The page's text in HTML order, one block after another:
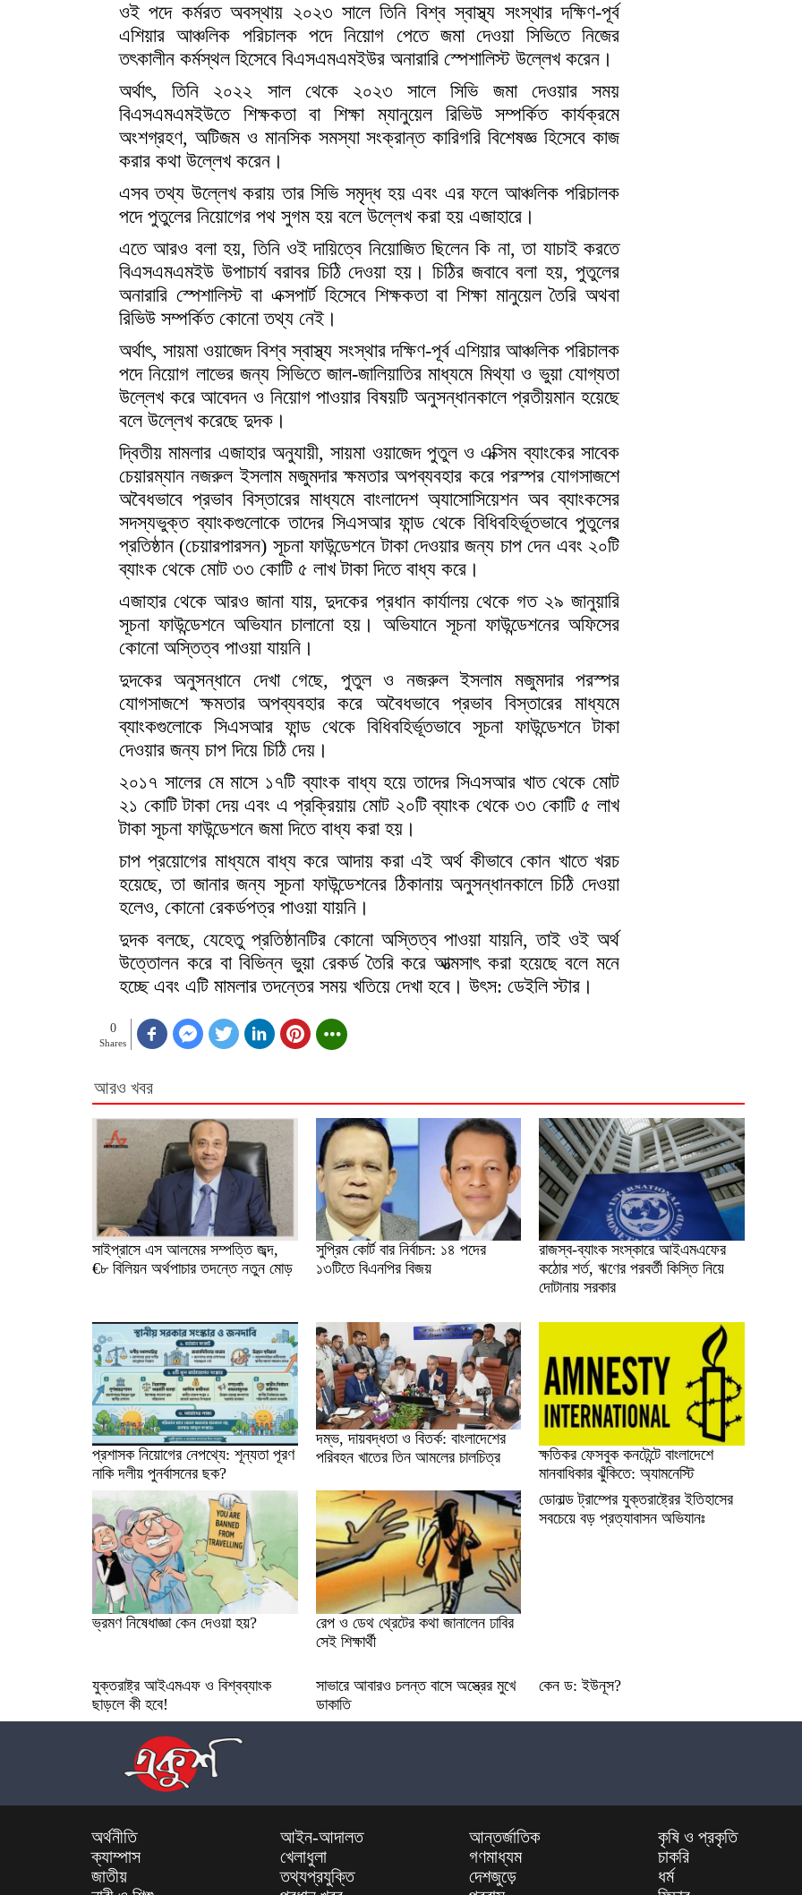
ওই পদে কর্মরত অবস্থায় ২০২৩ সালে তিনি বিশ্ব স্বাস্থ্য সংস্থার দক্ষিণ-পূর্ব
এশিয়ার আঞ্চলিক পরিচালক পদে নিয়োগ পেতে জমা দেওয়া সিভিতে নিজের
তৎকালীন কর্মস্থল হিসেবে বিএসএমএমইউর অনারারি স্পেশালিস্ট উল্লেখ করেন।
অর্থাৎ, তিনি ২০২২ সাল থেকে ২০২৩ সালে সিভি জমা দেওয়ার সময়
বিএসএমএমইউতে শিক্ষকতা বা শিক্ষা ম্যানুয়েল রিভিউ সম্পর্কিত কার্যক্রমে
অংশগ্রহণ, অটিজম ও মানসিক সমস্যা সংক্রান্ত কারিগরি বিশেষজ্ঞ হিসেবে কাজ
করার কথা উল্লেখ করেন।
এসব তথ্য উল্লেখ করায় তার সিভি সমৃদ্ধ হয় এবং এর ফলে আঞ্চলিক পরিচালক
পদে পুতুলের নিয়োগের পথ সুগম হয় বলে উল্লেখ করা হয় এজাহারে।
এতে আরও বলা হয়, তিনি ওই দায়িত্বে নিয়োজিত ছিলেন কি না, তা যাচাই করতে
বিএসএমএমইউ উপাচার্য বরাবর চিঠি দেওয়া হয়। চিঠির জবাবে বলা হয়, পুতুলের
অনারারি স্পেশালিস্ট বা এক্সপার্ট হিসেবে শিক্ষকতা বা শিক্ষা মানুয়েল তৈরি অথবা
রিভিউ সম্পর্কিত কোনো তথ্য নেই।
অর্থাৎ, সায়মা ওয়াজেদ বিশ্ব স্বাস্থ্য সংস্থার দক্ষিণ-পূর্ব এশিয়ার আঞ্চলিক পরিচালক
পদে নিয়োগ লাভের জন্য সিভিতে জাল-জালিয়াতির মাধ্যমে মিথ্যা ও ভুয়া যোগ্যতা
উল্লেখ করে আবেদন ও নিয়োগ পাওয়ার বিষয়টি অনুসন্ধানকালে প্রতীয়মান হয়েছে
বলে উল্লেখ করেছে দুদক।
দ্বিতীয় মামলার এজাহার অনুযায়ী, সায়মা ওয়াজেদ পুতুল ও এক্সিম ব্যাংকের সাবেক
চেয়ারম্যান নজরুল ইসলাম মজুমদার ক্ষমতার অপব্যবহার করে পরস্পর যোগসাজশে
অবৈধভাবে প্রভাব বিস্তারের মাধ্যমে বাংলাদেশ অ্যাসোসিয়েশন অব ব্যাংকসের
সদস্যভুক্ত ব্যাংকগুলোকে তাদের সিএসআর ফান্ড থেকে বিধিবহির্ভূতভাবে পুতুলের
প্রতিষ্ঠান (চেয়ারপারসন) সূচনা ফাউন্ডেশনে টাকা দেওয়ার জন্য চাপ দেন এবং ২০টি
ব্যাংক থেকে মোট ৩৩ কোটি ৫ লাখ টাকা দিতে বাধ্য করে।
এজাহার থেকে আরও জানা যায়, দুদকের প্রধান কার্যালয় থেকে গত ২৯ জানুয়ারি
সূচনা ফাউন্ডেশনে অভিযান চালানো হয়। অভিযানে সূচনা ফাউন্ডেশনের অফিসের
কোনো অস্তিত্ব পাওয়া যায়নি।
দুদকের অনুসন্ধানে দেখা গেছে, পুতুল ও নজরুল ইসলাম মজুমদার পরস্পর
যোগসাজশে ক্ষমতার অপব্যবহার করে অবৈধভাবে প্রভাব বিস্তারের মাধ্যমে
ব্যাংকগুলোকে সিএসআর ফান্ড থেকে বিধিবহির্ভূতভাবে সূচনা ফাউন্ডেশনে টাকা
দেওয়ার জন্য চাপ দিয়ে চিঠি দেয়।
২০১৭ সালের মে মাসে ১৭টি ব্যাংক বাধ্য হয়ে তাদের সিএসআর খাত থেকে মোট
২১ কোটি টাকা দেয় এবং এ প্রক্রিয়ায় মোট ২০টি ব্যাংক থেকে ৩৩ কোটি ৫ লাখ
টাকা সূচনা ফাউন্ডেশনে জমা দিতে বাধ্য করা হয়।
চাপ প্রয়োগের মাধ্যমে বাধ্য করে আদায় করা এই অর্থ কীভাবে কোন খাতে খরচ
হয়েছে, তা জানার জন্য সূচনা ফাউন্ডেশনের ঠিকানায় অনুসন্ধানকালে চিঠি দেওয়া
হলেও, কোনো রেকর্ডপত্র পাওয়া যায়নি।
দুদক বলছে, যেহেতু প্রতিষ্ঠানটির কোনো অস্তিত্ব পাওয়া যায়নি, তাই ওই অর্থ
উত্তোলন করে বা বিভিন্ন ভুয়া রেকর্ড তৈরি করে আত্মসাৎ করা হয়েছে বলে মনে
হচ্ছে এবং এটি মামলার তদন্তের সময় খতিয়ে দেখা হবে। উৎস: ডেইলি স্টার।
0
Shares
আরও খবর
সাইপ্রাসে এস আলমের সম্পত্তি জব্দ,
€৮ বিলিয়ন অর্থপাচার তদন্তে নতুন মোড়
সুপ্রিম কোর্ট বার নির্বাচন: ১৪ পদের
১৩টিতে বিএনপির বিজয়
রাজস্ব-ব্যাংক সংস্কারে আইএমএফের
কঠোর শর্ত, ঋণের পরবর্তী কিস্তি নিয়ে
দোটানায় সরকার
প্রশাসক নিয়োগের নেপথ্যে: শূন্যতা পূরণ
নাকি দলীয় পুনর্বাসনের ছক?
দম্ভ, দায়বদ্ধতা ও বিতর্ক: বাংলাদেশের
পরিবহন খাতের তিন আমলের চালচিত্র
ক্ষতিকর ফেসবুক কনটেন্টে বাংলাদেশে
মানবাধিকার ঝুঁকিতে: অ্যামনেস্টি
ভ্রমণ নিষেধাজ্ঞা কেন দেওয়া হয়?
রেপ ও ডেথ থ্রেটের কথা জানালেন ঢাবির
সেই শিক্ষার্থী
ডোনাল্ড ট্রাম্পের যুক্তরাষ্ট্রের ইতিহাসের
সবচেয়ে বড় প্রত্যাবাসন অভিযানঃ
যুক্তরাষ্ট্র আইএমএফ ও বিশ্বব্যাংক
ছাড়লে কী হবে!
সাভারে আবারও চলন্ত বাসে অস্ত্রের মুখে
ডাকাতি
কেন ড: ইউনূস?
অর্থনীতি আইন-আদালত আন্তর্জাতিক
কৃষি ও প্রকৃতি
ক্যাম্পাস
খেলাধুলা গণমাধ্যম
চাকরি
জাতীয়
তথ্যপ্রযুক্তি দেশজুড়ে
ধর্ম